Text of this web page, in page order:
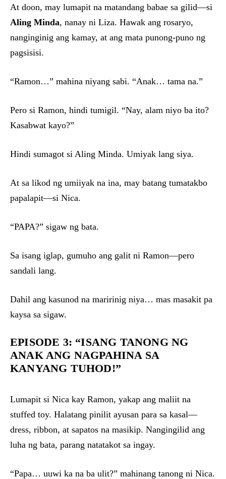
At doon, may lumapit na matandang babae sa gilid—si
Aling Minda, nanay ni Liza. Hawak ang rosaryo,
nanginginig ang kamay, at ang mata punong-puno ng
pagsisisi.
“Ramon…” mahina niyang sabi. “Anak… tama na.”
Pero si Ramon, hindi tumigil. “Nay, alam niyo ba ito?
Kasabwat kayo?”
Hindi sumagot si Aling Minda. Umiyak lang siya.
At sa likod ng umiiyak na ina, may batang tumatakbo
papalapit—si Nica.
“PAPA?” sigaw ng bata.
Sa isang iglap, gumuho ang galit ni Ramon—pero
sandali lang.
Dahil ang kasunod na maririnig niya… mas masakit pa
kaysa sa sigaw.
EPISODE 3: “ISANG TANONG NG
ANAK ANG NAGPAHINA SA
KANYANG TUHOD!”
Lumapit si Nica kay Ramon, yakap ang maliit na
stuffed toy. Halatang pinilit ayusan para sa kasal—
dress, ribbon, at sapatos na masikip. Nangingilid ang
luha ng bata, parang natatakot sa ingay.
“Papa… uuwi ka na ba ulit?” mahinang tanong ni Nica.